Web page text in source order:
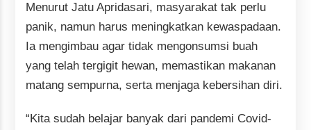
Menurut Jatu Apridasari, masyarakat tak perlu
panik, namun harus meningkatkan kewaspadaan.
Ia mengimbau agar tidak mengonsumsi buah
yang telah tergigit hewan, memastikan makanan
matang sempurna, serta menjaga kebersihan diri.
“Kita sudah belajar banyak dari pandemi Covid-